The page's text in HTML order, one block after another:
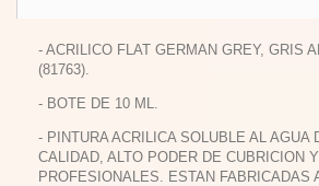
- ACRILICO FLAT GERMAN GREY, GRIS
(81763).
- BOTE DE 10 ML.
- PINTURA ACRILICA SOLUBLE AL AGUA
CALIDAD, ALTO PODER DE CUBRICION
PROFESIONALES. ESTAN FABRICADAS